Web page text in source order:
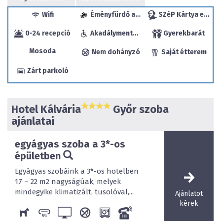
játéklehetőségek, mint billiárd, darts, asztali foci,
kártyaszoba, illetve széles választékban minőségi italok.
Kikapcsolódást nyújt a szálloda kondicionáló terme,
illetőleg a spa részleg, ahol jacuzzi, gőzfürdő, finn- és
infraszauna található, de választhatnak különféle
masszázsok közül is.
Wifi Éményfürdő a közelben SZéP Kártya elfogadóhely
0-24 recepció Akadálymentesített Gyerekbarát
Mosoda Nem dohányzó Saját étterem
Zárt parkoló
Hotel Kálvária
Győr szoba
ajánlatai
egyágyas szoba a 3*-os
épületben
Egyágyas szobáink a 3*-os hotelben
17 – 22 m2 nagyságúak, melyek
mindegyike klimatizált, tusolóval,...
Ajánlatot
kérek